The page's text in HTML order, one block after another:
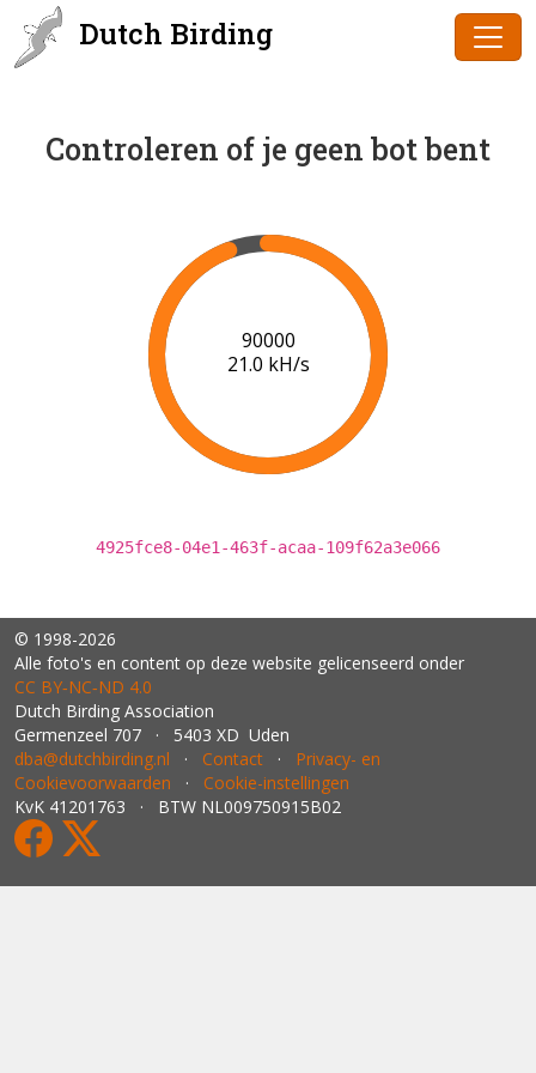
Dutch Birding
Controleren of je geen bot bent
91000
21.1 kH/s
4925fce8-04e1-463f-acaa-109f62a3e066
© 1998-2026
Alle foto's en content op deze website gelicenseerd onder
CC BY‑NC‑ND 4.0
Dutch Birding Association
Germenzeel 707 · 5403 XD Uden
dba@dutchbirding.nl · Contact · Privacy- en
Cookievoorwaarden · Cookie-instellingen
KvK 41201763 · BTW NL009750915B02